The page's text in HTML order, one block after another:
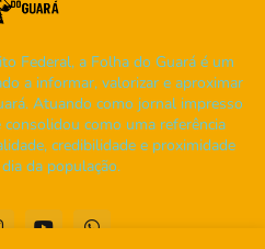
Federal, a Folha do Guará é um
a informar, valorizar e aproximar
Atuando como jornal impresso
como uma referência
credibilidade e proximidade
da população.